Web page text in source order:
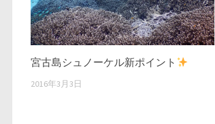
宮古島シュノーケル新ポイント
2016年3月3日